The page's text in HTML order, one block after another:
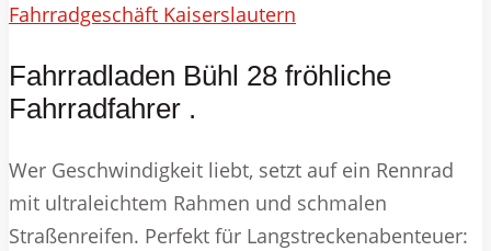
Fahrradgeschäft Kaiserslautern
Fahrradladen Bühl 28 fröhliche
Fahrradfahrer .
Wer Geschwindigkeit liebt, setzt auf ein Rennrad
mit ultraleichtem Rahmen und schmalen
Straßenreifen. Perfekt für Langstreckenabenteuer: